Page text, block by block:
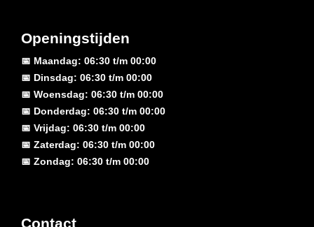
Openingstijden
📅 Maandag: 06:30 t/m 00:00
📅 Dinsdag: 06:30 t/m 00:00
📅 Woensdag: 06:30 t/m 00:00
📅 Donderdag: 06:30 t/m 00:00
📅 Vrijdag: 06:30 t/m 00:00
📅 Zaterdag: 06:30 t/m 00:00
📅 Zondag: 06:30 t/m 00:00
Contact